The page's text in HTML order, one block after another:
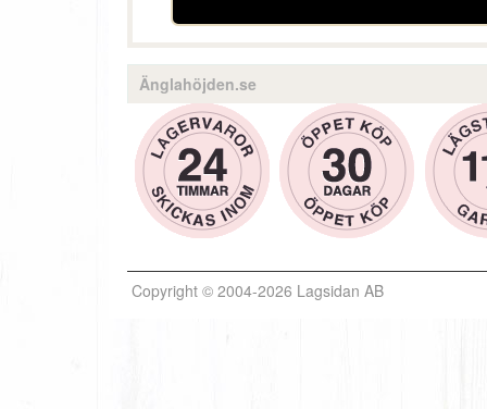
Änglahöjden.se
Copyright © 2004-2026 Lagsidan AB